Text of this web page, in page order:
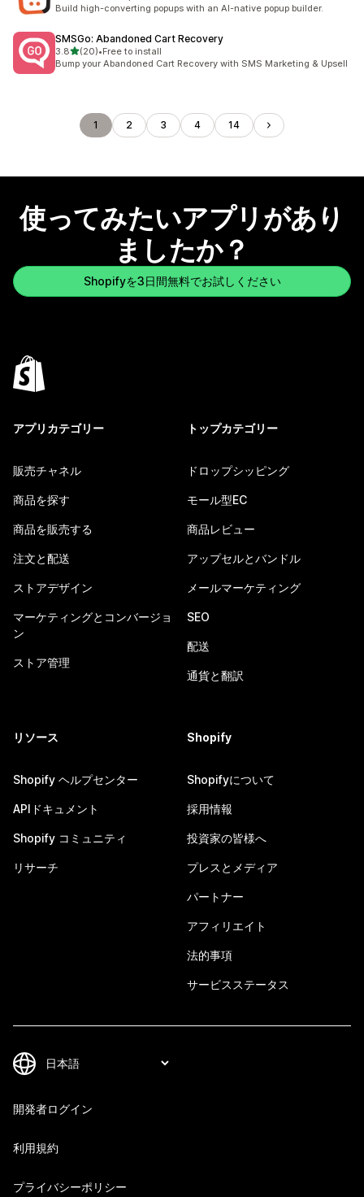
Build high-converting popups with an AI-native popup builder.
SMSGo: Abandoned Cart Recovery
3.85つ星中
(20)
合計レビュー数：20件
•Free to install
Bump your Abandoned Cart Recovery with SMS Marketing & Upsell
1 2 3 4 14
使ってみたいアプリがあり
ましたか？
Shopifyを3日間無料でお試しください
アプリカテゴリー
販売チャネル
商品を探す
商品を販売する
注文と配送
ストアデザイン
マーケティングとコンバージョ
ン
ストア管理
トップカテゴリー
ドロップシッピング
モール型EC
商品レビュー
アップセルとバンドル
メールマーケティング
SEO
配送
通貨と翻訳
リソース
Shopify ヘルプセンター
APIドキュメント
Shopify コミュニティ
リサーチ
Shopify
Shopifyについて
採用情報
投資家の皆様へ
プレスとメディア
パートナー
アフィリエイト
法的事項
サービスステータス
開発者ログイン
利用規約
プライバシーポリシー